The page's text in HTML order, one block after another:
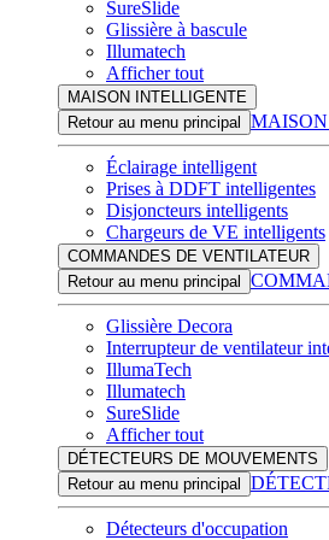
SureSlide
Glissière à bascule
Illumatech
Afficher tout
MAISON INTELLIGENTE
Retour au menu principal
Éclairage intelligent
Prises à DDFT intelligentes
Disjoncteurs intelligents
Chargeurs de VE intelligents
COMMANDES DE VENTILATEUR
Retour au menu principal
Glissière Decora
Interrupteur de ventilateur
IllumaTech
Illumatech
SureSlide
Afficher tout
DÉTECTEURS DE MOUVEMENTS
Retour au menu principal
Détecteurs d'occupation